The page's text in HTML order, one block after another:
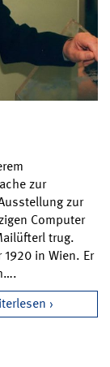
zur
zur
Computer
trug.
1920 in Wien. Er